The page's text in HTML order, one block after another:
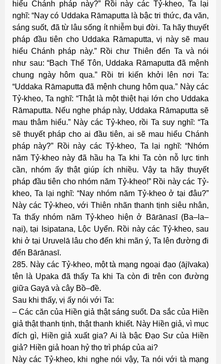
hiểu Chánh pháp này?” Rồi này các Tỷ-kheo, Ta lại
nghĩ: “Nay có Uddaka Rāmaputta là bậc tri thức, đa văn,
sáng suốt, đã từ lâu sống ít nhiễm bụi đời. Ta hãy thuyết
pháp đầu tiên cho Uddaka Rāmaputta, vị này sẽ mau
hiểu Chánh pháp này.” Rồi chư Thiên đến Ta và nói
như sau: “Bạch Thế Tôn, Uddaka Rāmaputta đã mệnh
chung ngày hôm qua.” Rồi tri kiến khởi lên nơi Ta:
“Uddaka Rāmaputta đã mệnh chung hôm qua.” Này các
Tỷ-kheo, Ta nghĩ: “Thật là một thiệt hại lớn cho Uddaka
Rāmaputta. Nếu nghe pháp này, Uddaka Rāmaputta sẽ
mau thâm hiểu.” Này các Tỷ-kheo, rồi Ta suy nghĩ: “Ta
sẽ thuyết pháp cho ai đầu tiên, ai sẽ mau hiểu Chánh
pháp này?” Rồi này các Tỷ-kheo, Ta lại nghĩ: “Nhóm
năm Tỷ-kheo này đã hầu hạ Ta khi Ta còn nỗ lực tinh
cần, nhóm ấy thật giúp ích nhiều. Vậy ta hãy thuyết
pháp đầu tiên cho nhóm năm Tỷ-kheo!” Rồi này các Tỷ-
kheo, Ta lại nghĩ: “Nay nhóm năm Tỷ-kheo ở tại đâu?”
Này các Tỷ-kheo, với Thiên nhãn thanh tịnh siêu nhân,
Ta thấy nhóm năm Tỷ-kheo hiện ở Bārānasī (Ba–la–
nại), tại Isipatana, Lộc Uyển. Rồi này các Tỷ-kheo, sau
khi ở tại Uruvelā lâu cho đến khi mãn ý, Ta lên đường đi
đến Bārānasī.
285. Này các Tỷ-kheo, một tà mạng ngoại đạo (ājīvaka)
tên là Upaka đã thấy Ta khi Ta còn đi trên con đường
giữa Gayā và cây Bồ–đề.
Sau khi thấy, vị ấy nói với Ta:
– Các căn của Hiền giả thật sáng suốt. Da sắc của Hiền
giả thật thanh tịnh, thật thanh khiết. Này Hiền giả, vì mục
đích gì, Hiền giả xuất gia? Ai là bậc Ðạo Sư của Hiền
giả? Hiền giả hoan hỷ thọ trì pháp của ai?
Này các Tỷ-kheo, khi nghe nói vậy, Ta nói với tà mạng